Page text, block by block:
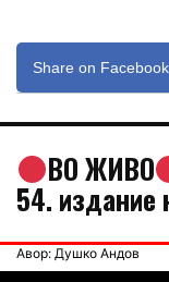
Share on Facebook
ВО ЖИВО
54. издание
Авор: Душко Андов